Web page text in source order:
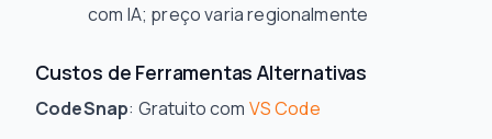
com IA; preço varia regionalmente
Custos de Ferramentas Alternativas
CodeSnap: Gratuito com VS Code